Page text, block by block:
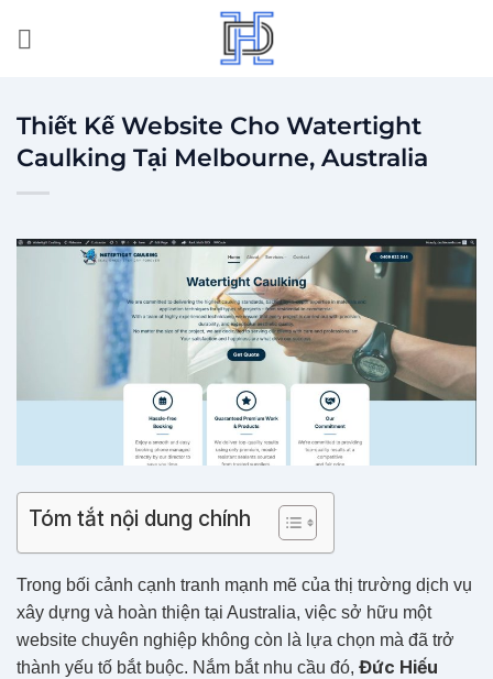
Thiết Kế Website Cho Watertight
Caulking Tại Melbourne, Australia
Tóm tắt nội dung chính
Trong bối cảnh cạnh tranh mạnh mẽ của thị trường dịch vụ
xây dựng và hoàn thiện tại Australia, việc sở hữu một
website chuyên nghiệp không còn là lựa chọn mà đã trở
thành yếu tố bắt buộc. Nắm bắt nhu cầu đó, Đức Hiếu